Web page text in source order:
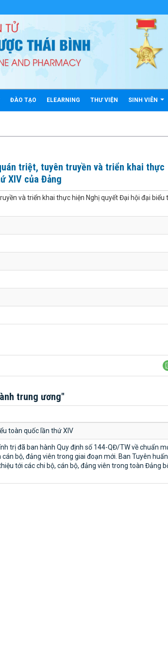
ĐÀO TẠO ELEARNING THƯ VIỆN SINH VIÊN
triệt, tuyên truyền và triển khai thực
XIV của Đảng
và triển khai thực hiện Nghị quyết Đại hội đại biểu
trung ương"
toàn quốc lần thứ XIV
trị đã ban hành Quy định số 144-QĐ/TW về chuẩn
bộ, đảng viên trong giai đoạn mới. Ban Tuyên huấn
tới các chi bộ, cán bộ, đảng viên trong toàn Đảng